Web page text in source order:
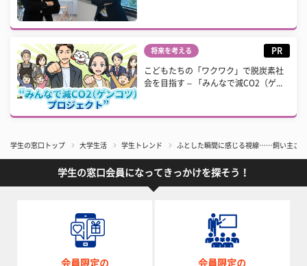
将来を考える PR
こどもたちの「ワクワク」で脱炭素社
会を目指す – 「みんなで減CO2（ゲ...
学生の窓口トップ 大学生活 学生トレンド ふとした瞬間に感じる視線……飼い主さ
学生の窓口会員になってきっかけを探そう！
会員限定の 会員限定の